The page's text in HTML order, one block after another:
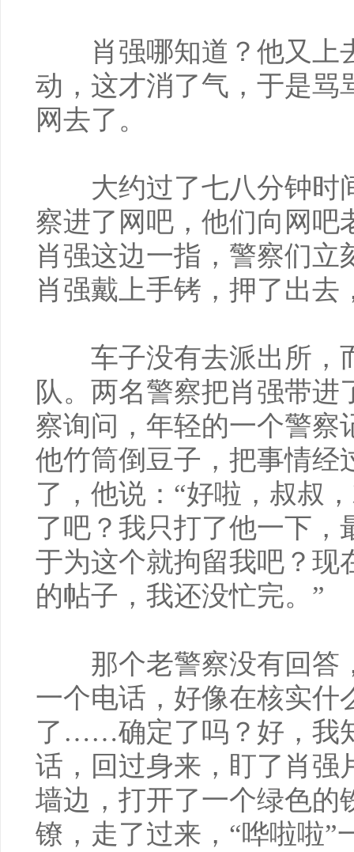
肖强哪知道？他又上
动，这才消了气，于是骂
网去了。
大约过了七八分钟时
察进了网吧，他们向网吧
肖强这边一指，警察们
肖强戴上手铐，押了出去
车子没有去派出所，
队。两名警察把肖强带
察询问，年轻的一个警察
他竹筒倒豆子，把事情经
了，他说：“好啦，叔叔
了吧？我只打了他一下，
于为这个就拘留我吧？现
的帖子，我还没忙完。”
那个老警察没有回答
一个电话，好像在核实什
了……确定了吗？好，我
话，回过身来，盯了肖强
墙边，打开了一个绿色的
镣，走了过来，“哗啦啦”